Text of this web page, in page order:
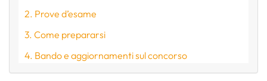
Prove d’esame
Come prepararsi
Bando e aggiornamenti sul concorso